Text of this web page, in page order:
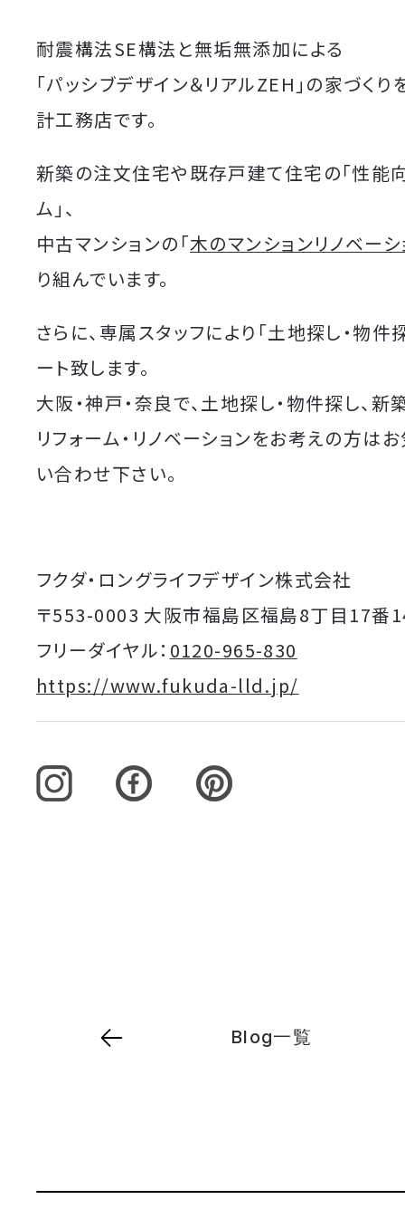
耐震構法SE構法と無垢無添加による
「パッシブデザイン＆リアルZEH」の家づく
計工務店です。
新築の注文住宅や既存戸建て住宅の「性能
ム」、
中古マンションの「木のマンションリノベーシ
り組んでいます。
さらに、専属スタッフにより「土地探し・物件
ート致します。
大阪・神戸・奈良で、土地探し・物件探し、新
リフォーム・リノベーションをお考えの方は
い合わせ下さい。
フクダ・ロングライフデザイン株式会社
〒553-0003 大阪市福島区福島8丁目17番
フリーダイヤル： 0120-965-830
https://www.fukuda-lld.jp/
Blog一覧